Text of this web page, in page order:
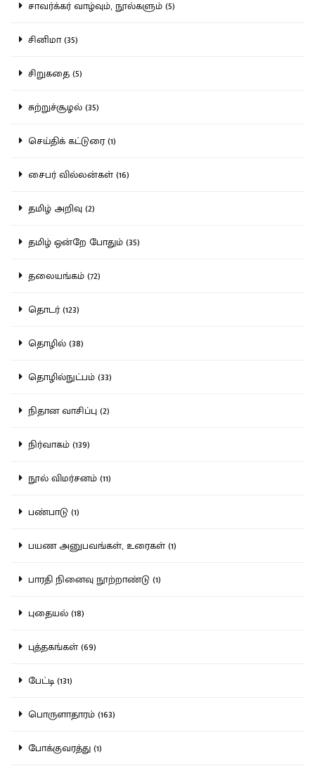
சாவர்க்கர் வாழ்வும், நூல்களும் (5)
சினிமா (35)
சிறுகதை (5)
சுற்றுச்சூழல் (35)
செய்திக் கட்டுரை (1)
சைபர் வில்லன்கள் (16)
தமிழ் அறிவு (2)
தமிழ் ஒன்றே போதும் (35)
தலையங்கம் (72)
தொடர் (123)
தொழில் (38)
தொழில்நுட்பம் (33)
நிதான வாசிப்பு (2)
நிர்வாகம் (139)
நூல் விமர்சனம் (11)
பண்பாடு (1)
பயண அனுபவங்கள், உரைகள் (1)
பாரதி நினைவு நூற்றாண்டு (1)
புதையல் (18)
புத்தகங்கள் (69)
பேட்டி (131)
பொருளாதாரம் (163)
போக்குவரத்து (1)